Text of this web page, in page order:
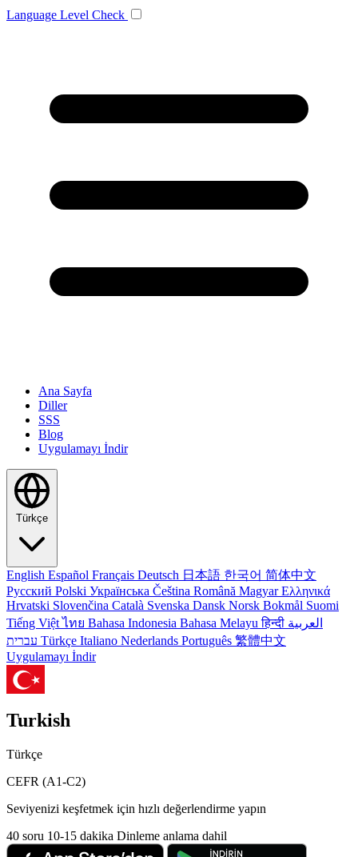
Language Level Check
Ana Sayfa
Diller
SSS
Blog
Uygulamayı İndir
Türkçe
English Español Français Deutsch 日本語 한국어 简体中文
Русский Polski Українська Čeština Română MagyarΕλληνικά
Hrvatski Slovenčina Català Svenska Dansk Norsk Bokmål Suomi
Tiếng Việtไทย Bahasa Indonesia Bahasa Melayuहिन्दी العربية
Türkçe Italiano Nederlands Português 繁體中文
Uygulamayı İndir
Turkish
Türkçe
CEFR (A1-C2)
Seviyenizi keşfetmek için hızlı değerlendirme yapın
40 soru 10-15 dakika Dinleme anlama dahil